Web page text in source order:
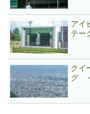
アイ
テー
クイ
グ